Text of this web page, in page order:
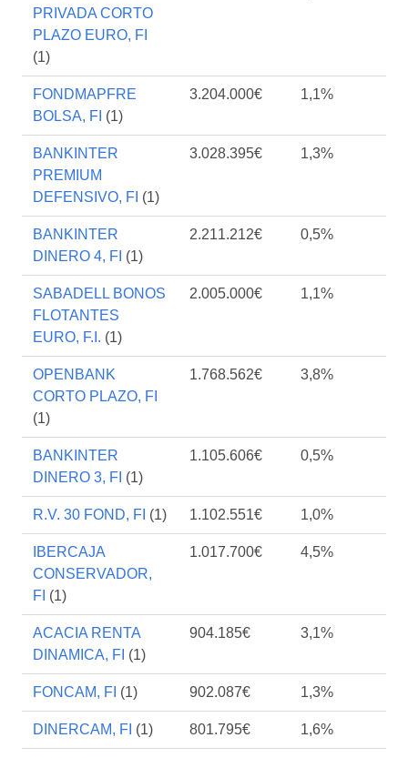
PRIVADA CORTO
PLAZO EURO, FI
(1)
FONDMAPFRE
BOLSA, FI (1)
3.204.000€ 1,1%
BANKINTER
PREMIUM
DEFENSIVO, FI (1)
3.028.395€ 1,3%
BANKINTER
DINERO 4, FI (1)
2.211.212€ 0,5%
SABADELL BONOS
FLOTANTES
EURO, F.I. (1)
2.005.000€ 1,1%
OPENBANK
CORTO PLAZO, FI
(1)
1.768.562€ 3,8%
BANKINTER
DINERO 3, FI (1)
1.105.606€ 0,5%
R.V. 30 FOND, FI (1) 1.102.551€ 1,0%
IBERCAJA
CONSERVADOR,
FI (1)
1.017.700€ 4,5%
ACACIA RENTA
DINAMICA, FI (1)
904.185€ 3,1%
FONCAM, FI (1) 902.087€ 1,3%
DINERCAM, FI (1) 801.795€ 1,6%